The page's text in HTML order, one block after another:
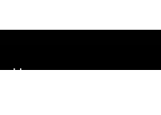
Наши шоурумы